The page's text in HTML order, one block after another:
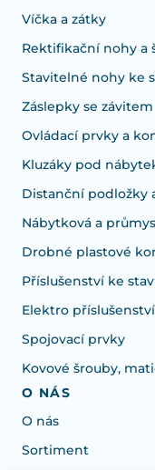
Víčka a zátky
Rektifikační nohy a
Stavitelné nohy ke
Záslepky se závitem
Ovládací prvky a
Kluzáky pod
Distanční podložky
Nábytková a
Drobné plastové
Příslušenství ke
Elektro příslušenství
Spojovací prvky
Kovové šrouby,
O NÁS
O nás
Sortiment